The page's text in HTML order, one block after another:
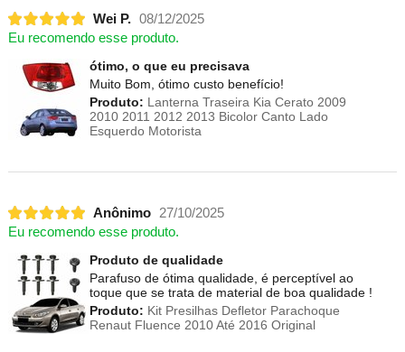
Wei P. 08/12/2025
Eu recomendo esse produto.
ótimo, o que eu precisava
Muito Bom, ótimo custo benefício!
Produto: Lanterna Traseira Kia Cerato 2009
2010 2011 2012 2013 Bicolor Canto Lado
Esquerdo Motorista
Anônimo
27/10/2025
Eu recomendo esse produto.
Produto de qualidade
Parafuso de ótima qualidade, é perceptível ao
toque que se trata de material de boa qualidade !
Produto: Kit Presilhas Defletor Parachoque
Renaut Fluence 2010 Até 2016 Original